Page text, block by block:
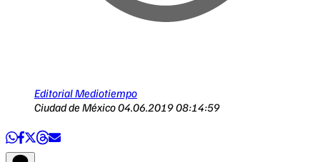
Editorial Mediotiempo
Ciudad de México04.06.2019 08:14:59